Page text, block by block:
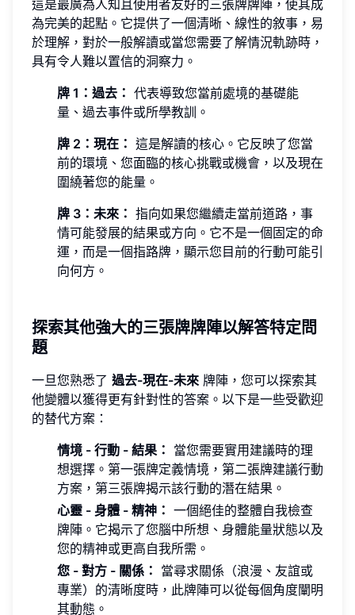
這是最廣為人知且使用者友好的三張牌牌陣，使其成
為完美的起點。它提供了一個清晰、線性的敘事，易
於理解，對於一般解讀或當您需要了解情況軌跡時，
具有令人難以置信的洞察力。
牌 1：過去： 代表導致您當前處境的基礎能
量、過去事件或所學教訓。
牌 2：現在： 這是解讀的核心。它反映了您當
前的環境、您面臨的核心挑戰或機會，以及現在
圍繞著您的能量。
牌 3：未來： 指向如果您繼續走當前道路，事
情可能發展的結果或方向。它不是一個固定的命
運，而是一個指路牌，顯示您目前的行動可能引
向何方。
探索其他強大的三張牌牌陣以解答特定問
題
一旦您熟悉了 過去-現在-未來 牌陣，您可以探索其
他變體以獲得更有針對性的答案。以下是一些受歡迎
的替代方案：
情境 - 行動 - 結果： 當您需要實用建議時的理
想選擇。第一張牌定義情境，第二張牌建議行動
方案，第三張牌揭示該行動的潛在結果。
心靈 - 身體 - 精神： 一個絕佳的整體自我檢查
牌陣。它揭示了您腦中所想、身體能量狀態以及
您的精神或更高自我所需。
您 - 對方 - 關係： 當尋求關係（浪漫、友誼或
專業）的清晰度時，此牌陣可以從每個角度闡明
其動態。